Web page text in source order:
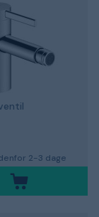
2-3 dage